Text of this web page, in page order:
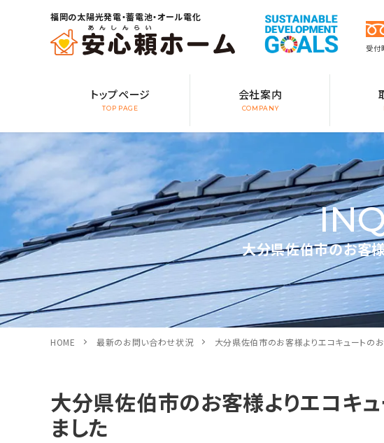
福岡の太陽光発電・蓄電池・オール電化
受付
トップページ
TOP PAGE
会社案内
COMPANY
大分県佐伯市のお客
HOME 最新のお問い合わせ状況 大分県佐伯市のお客様よりエコキュートの
大分県佐伯市のお客様よりエコキ
ました